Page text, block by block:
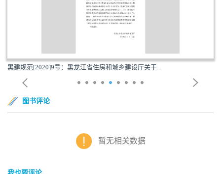
黑建规范[2020]9号：黑龙江省住房和城乡建设厅关于...
图书评论
暂无相关数据